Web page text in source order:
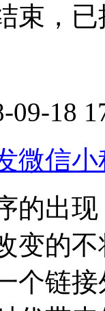
束，
09-18
微信
的出
变的
个链